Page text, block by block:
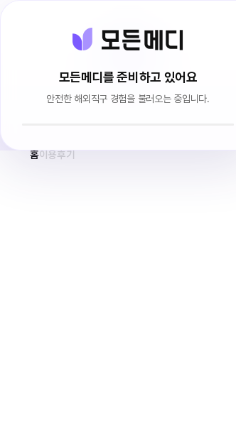
모든메디를 준비하고 있어요
안전한 해외직구 경험을 불러오는 중입니다.
전체상품 이용후기 브랜드소개
홈이용후기